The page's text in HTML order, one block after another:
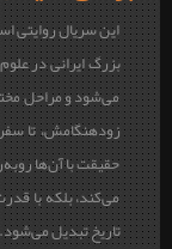
این سریال روایتی
بزرگ ایرانی در
می‌شود و مراحل
زودهنگامش، تا
حقیقت با آن‌ها
می‌کند، بلکه با
تاریخ تبدیل